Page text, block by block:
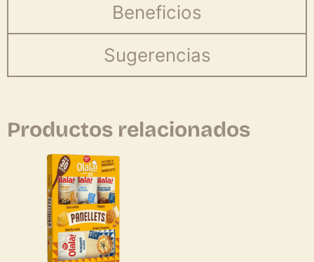
Beneficios
Sugerencias
Productos relacionados